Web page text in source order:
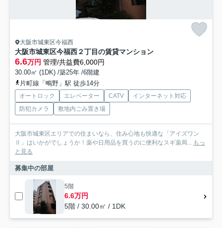
大阪市城東区今福西
大阪市城東区今福西２丁目の賃貸マンション
6.6万円 管理/共益費6,000円
30.00㎡ (1DK) /築25年 /6階建
片町線「鴫野」駅 徒歩14分
オートロック エレベーター CATV
インターネット対応
防犯カメラ
敷地内ごみ置き場
大阪市城東区エリアでの住まいなら、住み心地も快適な「アイズワン
Ⅱ」はいかがでしょうか！薬や日用品を買うのに便利なスギ薬局...
もっ
と見る
募集中の部屋
5階
6.6万円
5階 / 30.00㎡ / 1DK